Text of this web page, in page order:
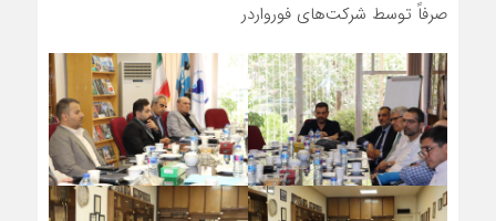
صرفاً توسط شرکت‌های فورواردر